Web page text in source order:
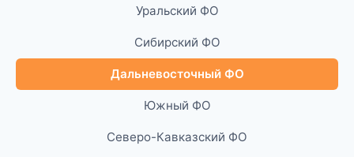
Уральский ФО
Сибирский ФО
Дальневосточный ФО
Южный ФО
Северо-Кавказский ФО